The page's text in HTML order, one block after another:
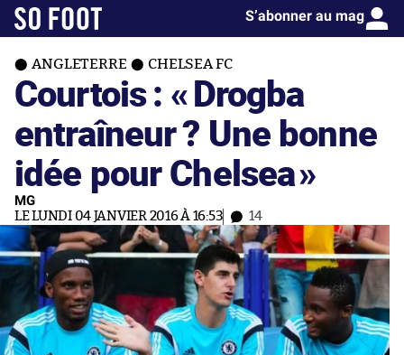
S’abonner au mag
ANGLETERRE CHELSEA FC
Courtois : «Drogba
entraîneur ? Une bonne
idée pour Chelsea»
MG
LE LUNDI 04 JANVIER 2016 À 16:53 14